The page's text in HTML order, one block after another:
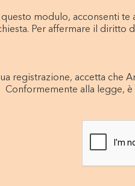
modulo, acconsenti
Per affermare il diritto
registrazione, accetta che
Conformemente alla legge,